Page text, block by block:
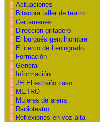
Actuaciones
Bitacora taller de teatro
Certámenes
Dirección gritadero
El burgués gentilhombre
El cerco de Leningrado
Formación
General
Información
JH El extraño caso
METRO
Mujeres de arena
Radioteatro
Reflexiones en voz alta